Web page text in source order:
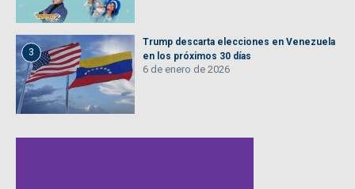
3
Trump descarta elecciones en Venezuela
en los próximos 30 días
6 de enero de 2026